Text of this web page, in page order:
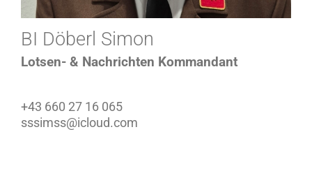
BI Döberl Simon
Lotsen- & Nachrichten Kommandant
+43 660 27 16 065
sssimss@icloud.com